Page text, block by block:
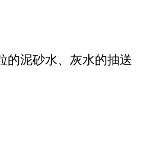
的泥砂水、灰水的抽送